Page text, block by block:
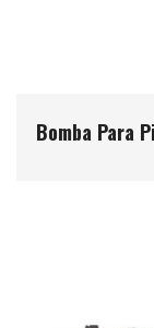
Bomba Para